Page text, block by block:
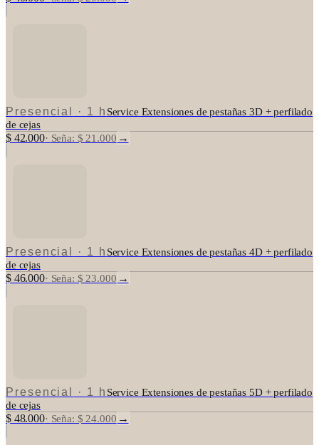
Presencial · 1 h Service Extensiones de pestañas 3D + perfilado
de cejas
$ 42.000· Seña: $ 21.000 →
Presencial · 1 h Service Extensiones de pestañas 4D + perfilado
de cejas
$ 46.000· Seña: $ 23.000 →
Presencial · 1 h Service Extensiones de pestañas 5D + perfilado
de cejas
$ 48.000· Seña: $ 24.000 →